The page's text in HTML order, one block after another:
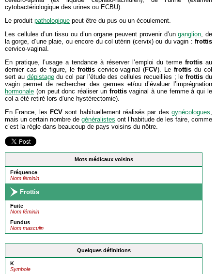
Mots médicaux voisins
Fréquence
Nom féminin
Frottis
Fuite
Nom féminin
Fundus
Nom masculin
Quelques définitions
K
Symbole
cytobactériologique des urines ou ECBU).
Le produit pathologique peut être du pus ou un écoulement.
Les cellules d’un tissu ou d’un organe peuvent provenir d’unganglion, de
la gorge, d’une plaie, ou encore du col utérin (cervix) ou du vagin : frottis
cervico-vaginal.
En pratique, l’usage a tendance à réserver l’emploi du terme frottis au
dernier cas de figure, le frottis cervico-vaginal (FCV). Le frottis du col
sert au dépistagedu col par l’étude des cellules recueillies ; lefrottis du
vagin permet de rechercher des germes et/ou d’évaluer l’imprégnation
hormonale (on peut donc réaliser un frottisvaginal à une femme à qui le
col a été retiré lors d’une hystérectomie).
En France, les FCV sont habituellement réalisés par des gynécologues,
mais un certain nombre de généralistes ont l’habitude de les faire, comme
c’est la règle dans beaucoup de pays voisins du nôtre.